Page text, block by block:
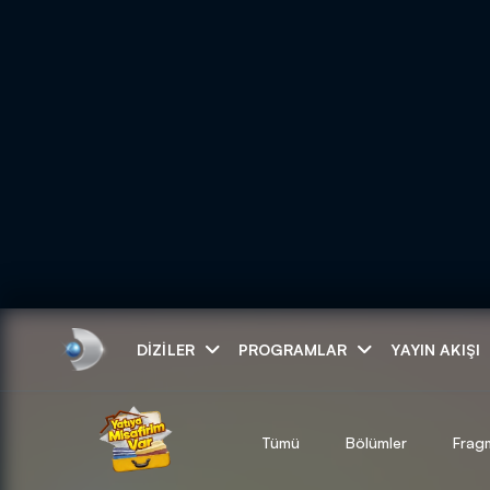
DIZILER PROGRAMLAR YAYIN AKIŞI
Tümü Bölümler